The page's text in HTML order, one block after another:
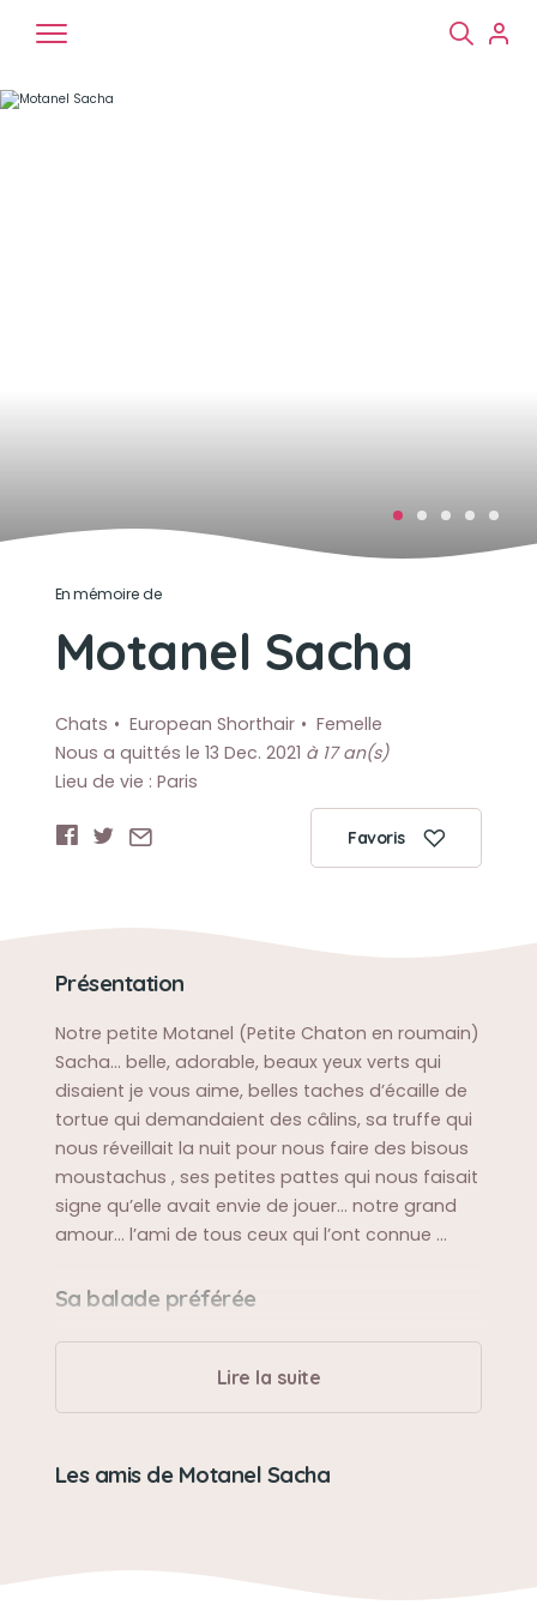
En mémoire de
Motanel Sacha
Chats European Shorthair
Femelle
Nous a quittés le 13 Dec. 2021 à 17 an(s)
Lieu de vie : Paris
Favoris
Présentation
Notre petite Motanel (Petite Chaton en roumain)
Sacha… belle, adorable, beaux yeux verts qui
disaient je vous aime, belles taches d’écaille de
tortue qui demandaient des câlins, sa truffe qui
nous réveillait la nuit pour nous faire des bisous
moustachus , ses petites pattes qui nous faisait
signe qu’elle avait envie de jouer… notre grand
amour… l’ami de tous ceux qui l’ont connue …
Sa balade préférée
A la pèche à Vallière admirée par les
randonneurs et les pécheurs,falaises d'Etretat,
plage à Trouville, Auvergne, Châteaux de la Loire.
Sa bêtise préférée
presque 18 ans de bonheur et de joie de vivre.
Lire la suite
Les amis de Motanel Sacha